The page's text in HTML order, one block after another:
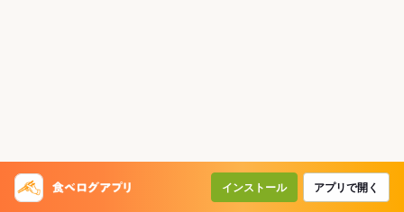
インストール アプリで開く